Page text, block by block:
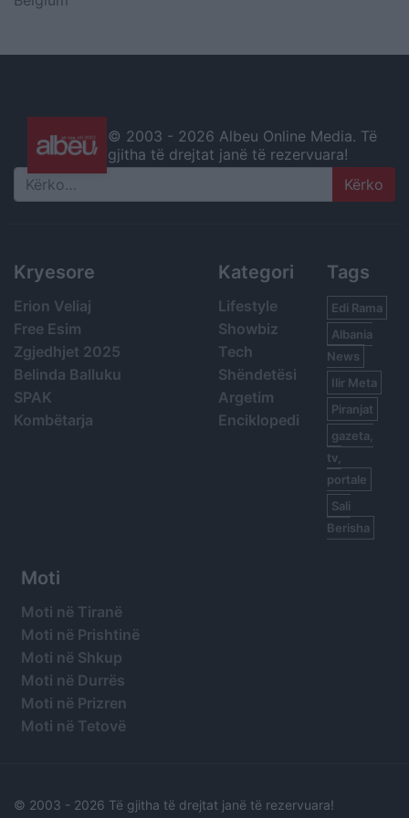
© 2003 - 2026 Albeu Online Media. Të
gjitha të drejtat janë të rezervuara!
Search
Kryesore
Erion Veliaj
Free Esim
Zgjedhjet 2025
Belinda Balluku
SPAK
Kombëtarja
Kategori
Lifestyle
Showbiz
Tech
Shëndetësi
Argetim
Enciklopedi
Tags
Edi Rama
Albania
News
Ilir Meta
Piranjat
gazeta,
tv,
portale
Sali
Berisha
Moti
Moti në Tiranë
Moti në Prishtinë
Moti në Shkup
Moti në Durrës
Moti në Prizren
Moti në Tetovë
© 2003 - 2026 Të gjitha të drejtat janë të rezervuara!